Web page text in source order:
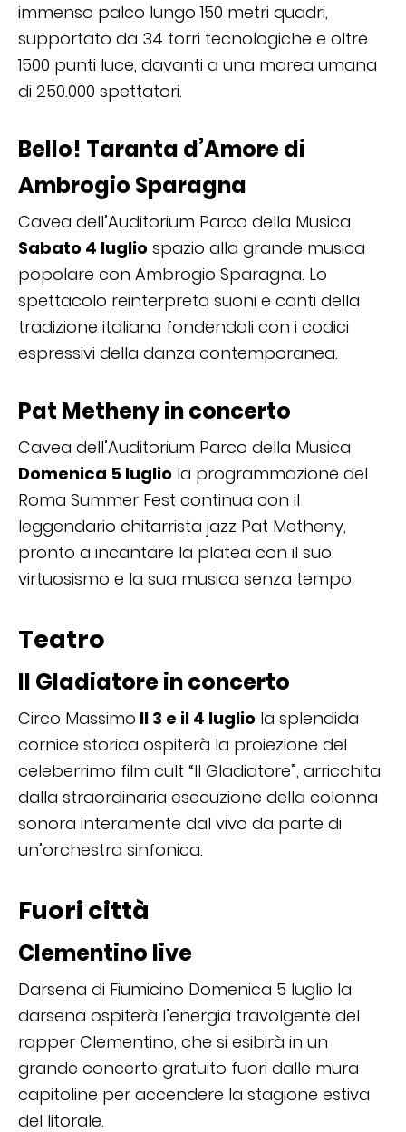
immenso palco lungo 150 metri quadri,
supportato da 34 torri tecnologiche e oltre
1500 punti luce, davanti a una marea umana
di 250.000 spettatori.
Bello! Taranta d’Amore di
Ambrogio Sparagna
Cavea dell’Auditorium Parco della Musica
Sabato 4 luglio spazio alla grande musica
popolare con Ambrogio Sparagna. Lo
spettacolo reinterpreta suoni e canti della
tradizione italiana fondendoli con i codici
espressivi della danza contemporanea.
Pat Metheny in concerto
Cavea dell’Auditorium Parco della Musica
Domenica 5 luglio la programmazione del
Roma Summer Fest continua con il
leggendario chitarrista jazz Pat Metheny,
pronto a incantare la platea con il suo
virtuosismo e la sua musica senza tempo.
Teatro
Il Gladiatore in concerto
Circo Massimo Il 3 e il 4 luglio la splendida
cornice storica ospiterà la proiezione del
celeberrimo film cult “Il Gladiatore”, arricchita
dalla straordinaria esecuzione della colonna
sonora interamente dal vivo da parte di
un’orchestra sinfonica.
Fuori città
Clementino live
Darsena di Fiumicino Domenica 5 luglio la
darsena ospiterà l’energia travolgente del
rapper Clementino, che si esibirà in un
grande concerto gratuito fuori dalle mura
capitoline per accendere la stagione estiva
del litorale.